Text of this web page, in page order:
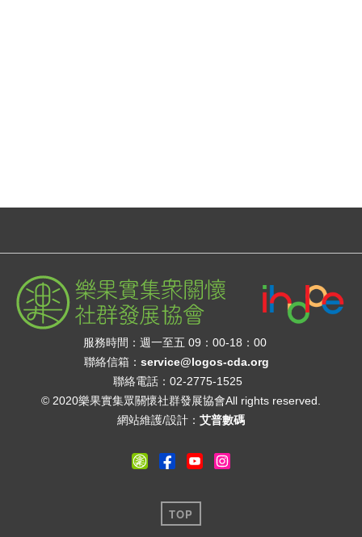
服務時間：週一至五 09：00-18：00
聯絡信箱： service@logos-cda.org
聯絡電話：02-2775-1525
© 2020樂果實集眾關懷社群發展協會All rights reserved.
網站維護/設計： 艾普數碼
TOP